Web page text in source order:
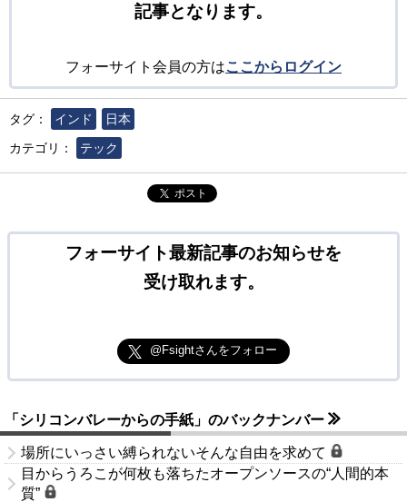
記事となります。
フォーサイト会員の方はここからログイン
タグ： インド
日本
カテゴリ：
テック
ポスト
フォーサイト最新記事のお知らせを
受け取れます。
@Fsightさんをフォロー
「シリコンバレーからの手紙」のバックナンバー
場所にいっさい縛られないそんな自由を求めて
目からうろこが何枚も落ちたオープンソースの“人間的本
質”